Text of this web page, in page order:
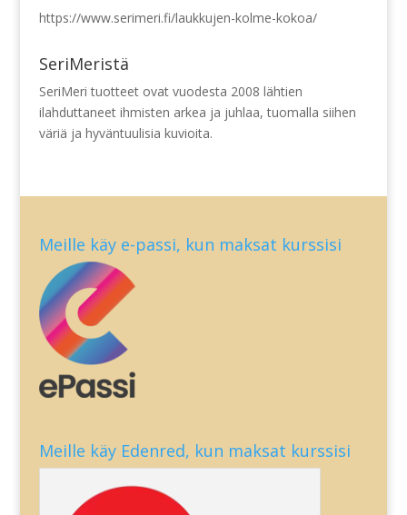
https://www.serimeri.fi/laukkujen-kolme-kokoa/
SeriMeristä
SeriMeri tuotteet ovat vuodesta 2008 lähtien
ilahduttaneet ihmisten arkea ja juhlaa, tuomalla siihen
väriä ja hyväntuulisia kuvioita.
Meille käy e-passi, kun maksat kurssisi
Meille käy Edenred, kun maksat kurssisi